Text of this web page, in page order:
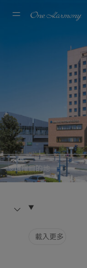
帯廣
日航酒店
酒店資訊
選擇目的地
選擇目的地
載入更多